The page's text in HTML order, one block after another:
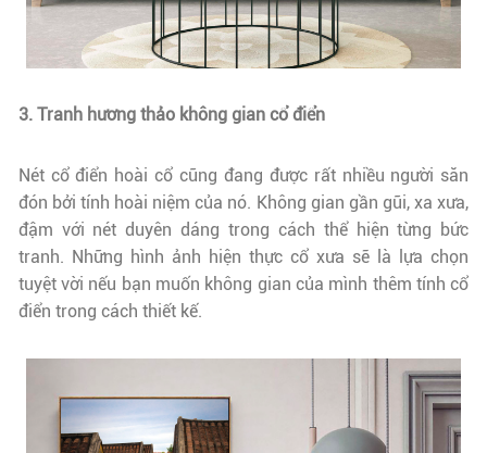
3. Tranh hương thảo không gian cổ điển
Nét cổ điển hoài cổ cũng đang được rất nhiều người săn
đón bởi tính hoài niệm của nó. Không gian gần gũi, xa xưa,
đậm với nét duyên dáng trong cách thể hiện từng bức
tranh. Những hình ảnh hiện thực cổ xưa sẽ là lựa chọn
tuyệt vời nếu bạn muốn không gian của mình thêm tính cổ
điển trong cách thiết kế.